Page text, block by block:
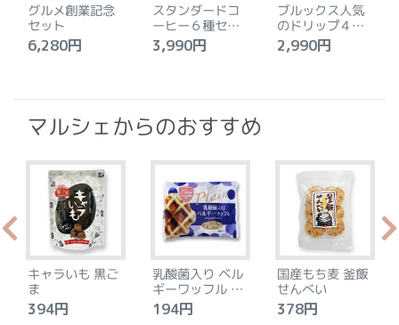
グルメ創業記念
セット
6,280円
スタンダードコ
ーヒー６種セッ
ト
3,990円
ブルックス人気
のドリップ４種
セット
2,990円
マルシェからのおすすめ
キャラいも 黒ご
ま
394円
乳酸菌入り ベル
ギーワッフル プ
レーン
194円
国産もち麦 釜飯
せんべい
378円